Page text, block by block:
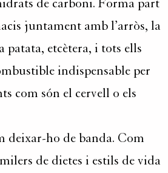
de carboni. Forma part
juntament amb l’arròs, la
patata, etcètera, i tots ells
indispensable per
com són el cervell o els
deixar-ho de banda. Com
de dietes i estils de vida